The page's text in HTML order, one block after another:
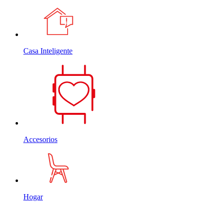
Casa Inteligente
Accesorios
Hogar